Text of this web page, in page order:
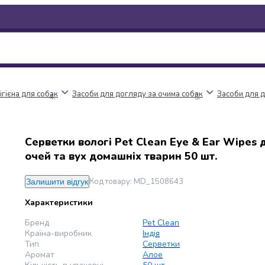
для собак Засоби для догляду за очима собак Засоби для
Серветки вологі Pet Clean Eye & Ear Wipes
очей та вух домашніх тварин 50 шт.
Залишити відгукКод товару: MD_1508643
Характеристики
Бренд
Pet Clean
Країна-виробник
Індія
Тип
Серветки
Аромат
Алое